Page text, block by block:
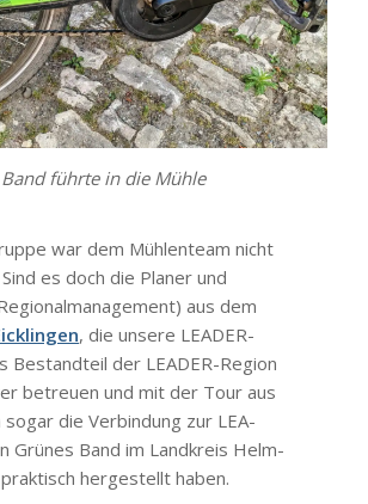
führ­te in die Müh­le
war dem Müh­len­team nicht
es doch die Pla­ner und
aus dem
, die unse­re LEA­DER-
Bestand­teil der LEA­DER-Regi­on
betreu­en und mit der Tour aus
sogar die Ver­bin­dung zur LEA­
Grü­nes Band im Land­kreis Helm­
her­ge­stellt haben.